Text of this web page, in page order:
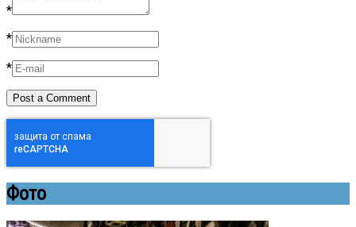
*
*
*
Фото